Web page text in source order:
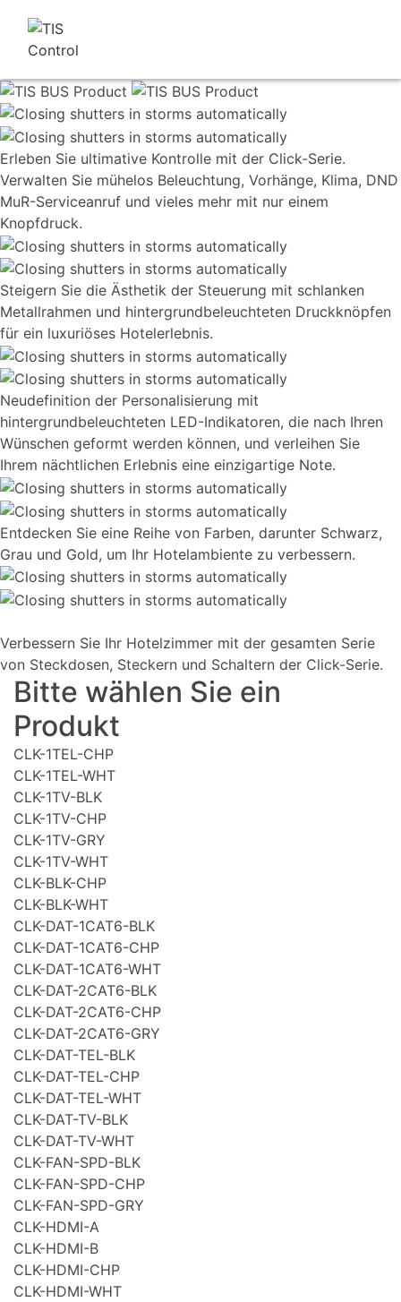
Erleben Sie ultimative Kontrolle mit der Click-Serie.
Verwalten Sie mühelos Beleuchtung, Vorhänge, Klima, DND
MuR-Serviceanruf und vieles mehr mit nur einem
Knopfdruck.
Steigern Sie die Ästhetik der Steuerung mit schlanken
Metallrahmen und hintergrundbeleuchteten Druckknöpfen
für ein luxuriöses Hotelerlebnis.
Neudefinition der Personalisierung mit
hintergrundbeleuchteten LED-Indikatoren, die nach Ihren
Wünschen geformt werden können, und verleihen Sie
Ihrem nächtlichen Erlebnis eine einzigartige Note.
Entdecken Sie eine Reihe von Farben, darunter Schwarz,
Grau und Gold, um Ihr Hotelambiente zu verbessern.
Verbessern Sie Ihr Hotelzimmer mit der gesamten Serie
von Steckdosen, Steckern und Schaltern der Click-Serie.
Bitte wählen Sie ein
Produkt
CLK-1TEL-CHP
CLK-1TEL-WHT
CLK-1TV-BLK
CLK-1TV-CHP
CLK-1TV-GRY
CLK-1TV-WHT
CLK-BLK-CHP
CLK-BLK-WHT
CLK-DAT-1CAT6-BLK
CLK-DAT-1CAT6-CHP
CLK-DAT-1CAT6-WHT
CLK-DAT-2CAT6-BLK
CLK-DAT-2CAT6-CHP
CLK-DAT-2CAT6-GRY
CLK-DAT-TEL-BLK
CLK-DAT-TEL-CHP
CLK-DAT-TEL-WHT
CLK-DAT-TV-BLK
CLK-DAT-TV-WHT
CLK-FAN-SPD-BLK
CLK-FAN-SPD-CHP
CLK-FAN-SPD-GRY
CLK-HDMI-A
CLK-HDMI-B
CLK-HDMI-CHP
CLK-HDMI-WHT